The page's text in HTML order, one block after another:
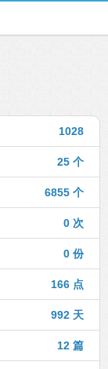
1028
25 个
6855 个
0 次
0 份
166 点
992 天
12 篇